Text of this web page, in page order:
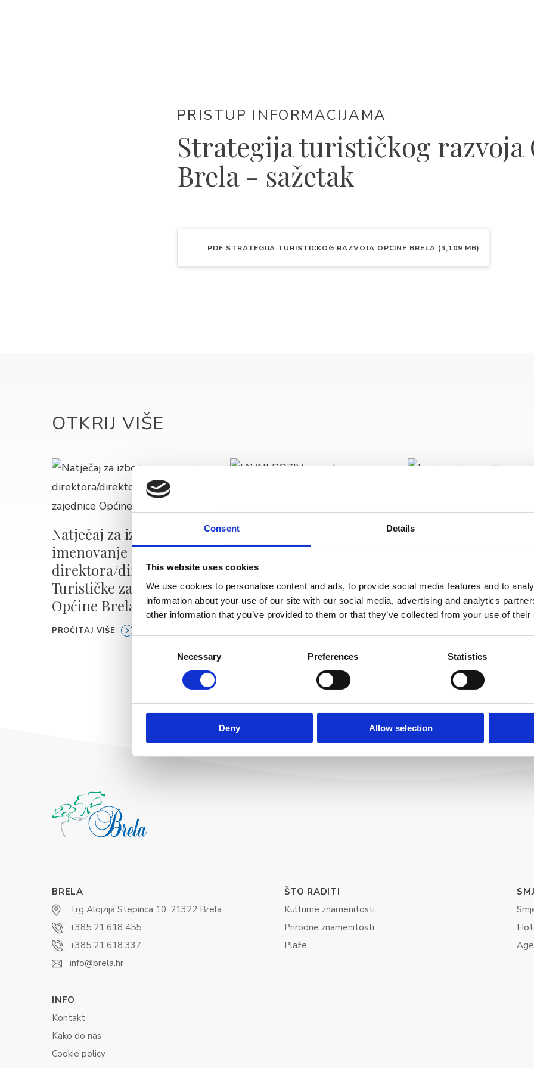
Consent Details
This website uses cookies
We use cookies to personalise content and ads, to provide social media features and to
information about your use of our site with our social media, advertising and analytics
other information that you’ve provided to them or that they’ve collected from your use of
Necessary Preferences Statistics
Deny Allow selection
PRISTUP INFORMACIJAMA
Strategija turističkog razvoja
Brela - sažetak
PDF STRATEGIJA TURISTICKOG RAZVOJA OPCINE BRELA (3,109 MB)
OTKRIJ VIŠE
Natječaj za izbor i
imenovanje
direktora/direktorice
Turističke zajednice
Općine Brela
PROČITAJ VIŠE
JAVNI POZIV za potpore
turističkim
manifestacijama na
području općine Brela u
2026. godini
Javni poziv za prijavu
programa
iznajmljivača 2025.
PROČITAJ VIŠE
BRELA
Trg Alojzija Stepinca 10, 21322 Brela
+385 21 618 455
+385 21 618 337
info@brela.hr
ŠTO RADITI
Kulturne znamenitosti
Prirodne znamenitosti
Plaže
INFO
Kontakt
Kako do nas
Cookie policy